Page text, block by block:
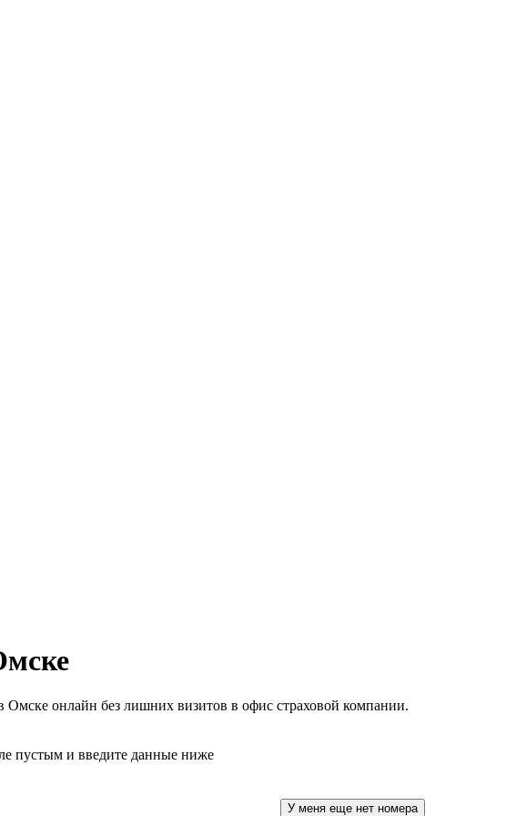
онлайн без лишних визитов в офис страховой компании.
пустым и введите данные ниже
У меня еще нет номера